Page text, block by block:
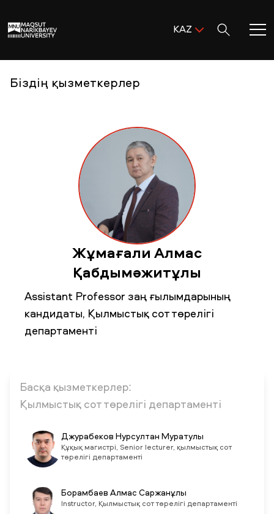
KAZ
Басты бет
Академиялық өмір
Зерттеу және ғылым
Оқуға қабылдау және қолдау
MNU тынысы
ЖАҢАЛЫҚТАР БАҚ БІЗ ТУРАЛЫЖҰМЫС ОРЫНДАРЫҚЫЗМЕТКЕРЛЕР
ТҮЛЕКТЕР ENDOWMENT
Біздің қызметкерлер
Жұмағали Алмас
Қабдымәжитұлы
Assistant Professor заң ғылымдарының
кандидаты, Қылмыстық сот төрелігі
департаменті
Басқа қызметкерлер:
Қылмыстық сот төрелігі департаменті
Джурабеков Нурсултан Муратулы
Құқық магистрі, Senior lecturer, қылмыстық сот
төрелігі департаменті
Борамбаев Алмас Саржанұлы
Instructor, Қылмыстық сот төрелігі департаменті